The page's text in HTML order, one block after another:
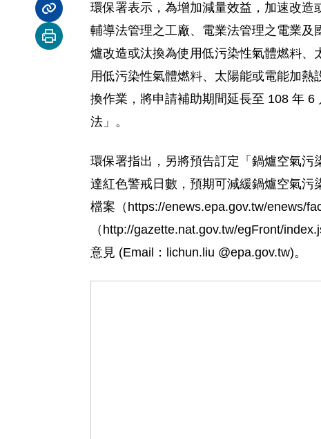
分享內容連結
列印本頁
環保署表示，為增加減量效益，加速改
輔導法管理之工廠、電業法管理之電業
爐改造或汰換為使用低污染性氣體燃料
用低污染性氣體燃料、太陽能或電能加
換作業，將申請補助期間延長至 108 年
法」。
環保署指出，另將預告訂定「鍋爐空氣
達紅色警戒日數，預期可減緩鍋爐空氣
檔案（https://enews.epa.gov.tw/enews/
（http://gazette.nat.gov.tw/egFront/
意見 (Email：lichun.liu @epa.gov.tw)。